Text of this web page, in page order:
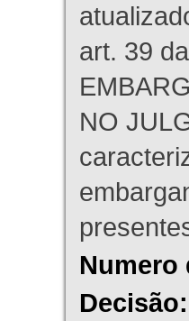
art. 39
NO
Numero
Decisão: